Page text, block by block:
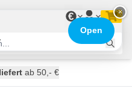
€
heute versendet
ab 50,- €
×
Open